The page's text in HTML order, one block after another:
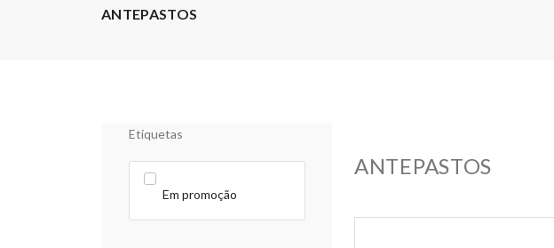
ANTEPASTOS
Etiquetas
Em promoção
ANTEPASTOS